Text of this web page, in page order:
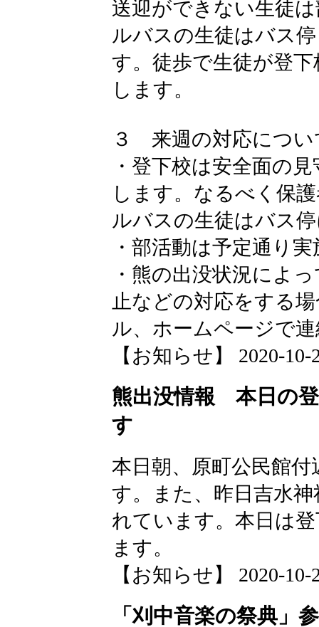
送迎ができない生徒
ルバスの生徒はバス
す。徒歩で生徒が登
します。
３ 来週の対応につい
・登下校は安全面の
します。なるべく保
ルバスの生徒はバス
・部活動は予定通り
・熊の出没状況によ
止などの対応をする
ル、ホームページで
【お知らせ】 2020-10-
熊出没情報 本日の
す
本日朝、原町公民館
す。また、昨日吉水
れています。本日は
ます。
【お知らせ】 2020-10-
「刈中音楽の祭典」